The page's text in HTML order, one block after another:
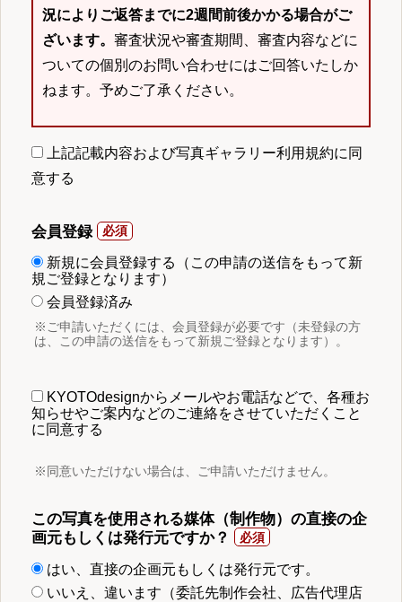
況によりご返答までに2週間前後かかる場合がご
ざいます。 審査状況や審査期間、審査内容などに
ついての個別のお問い合わせにはご回答いたしか
ねます。予めご了承ください。
上記記載内容および写真ギャラリー利用規約に同
意する
会員登録
新規に会員登録する（この申請の送信をもって新
規ご登録となります）
会員登録済み
※ご申請いただくには、会員登録が必要です（未登録の方
は、この申請の送信をもって新規ご登録となります）。
KYOTOdesignからメールやお電話などで、各種お
知らせやご案内などのご連絡をさせていただくこと
に同意する
※同意いただけない場合は、ご申請いただけません。
この写真を使用される媒体（制作物）の直接の企
画元もしくは発行元ですか？
はい、直接の企画元もしくは発行元です。
いいえ、違います（委託先制作会社、広告代理店